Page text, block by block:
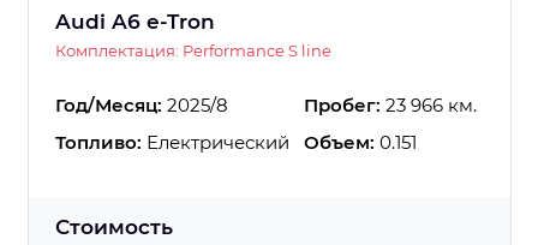
Audi A6 e-Tron
Комплектация: Performance S line
Год/Месяц: 2025/8 Пробег: 23 966 км.
Топливо: Електрический Объем: 0.151
Стоимость